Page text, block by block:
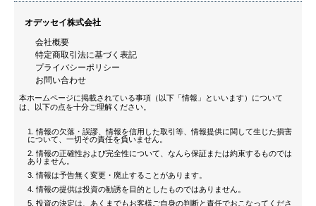
オデッセイ株式会社
会社概要
特定商取引法に基づく表記
プライバシーポリシー
お問い合わせ
本ホームページに掲載されている事項（以下「情報」といいます）について
は、以下の点を十分ご理解ください。
情報の欠落・誤謬、情報を信用した取引等、情報提供に関して生じた損害
について、一切その責任を負いません。
情報の正確性および完全性について、なんら保証または約束するものでは
ありません。
情報は予告無く変更・廃止することがあります。
情報の提供は投資の勧誘を目的としたものではありません。
投資の決定は、あくまでもお客様ご自身の判断と責任でおこなってくださ